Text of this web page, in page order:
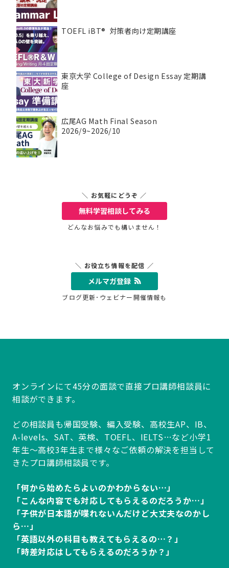
TOEFL iBT® 対策者向け定期講座
東京大学 College of Design Essay 定期講
座
広尾AG Math Final Season
2026/9~2026/10
＼ お気軽にどうぞ ／
無料学習相談してみる
どんなお悩みでも構いません！
＼ お役立ち情報を配信 ／
メルマガ登録
ブログ更新･ウェビナー開催情報も
オンラインにて45分の面談で直接プロ講師相談員に
相談ができます。
どの相談員も帰国受験、編入受験、高校生AP、IB、
A-levels、SAT、英検、TOEFL、IELTS…など小学1
年生～高校3年生まで様々なご依頼の解決を担当して
きたプロ講師相談員です。
「何から始めたらよいのかわからない…」
「こんな内容でも対応してもらえるのだろうか…」
「子供が日本語が喋れないんだけど大丈夫なのかし
ら…」
「英語以外の科目も教えてもらえるの…？」
「時差対応はしてもらえるのだろうか？」